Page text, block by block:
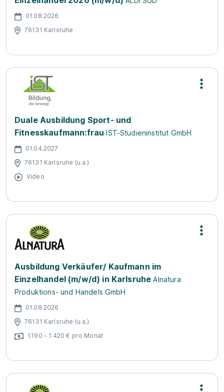
01.08.2026
76131 Karlsruhe
Duale Ausbildung Sport- und
Fitnesskaufmann:frau IST-Studieninstitut GmbH
01.04.2027
76131 Karlsruhe (u.a.)
Video
Ausbildung Verkäufer/ Kaufmann im
Einzelhandel (m/w/d) in Karlsruhe Alnatura
Produktions- und Handels GmbH
01.08.2026
76131 Karlsruhe (u.a.)
1.190 - 1.420 € pro Monat